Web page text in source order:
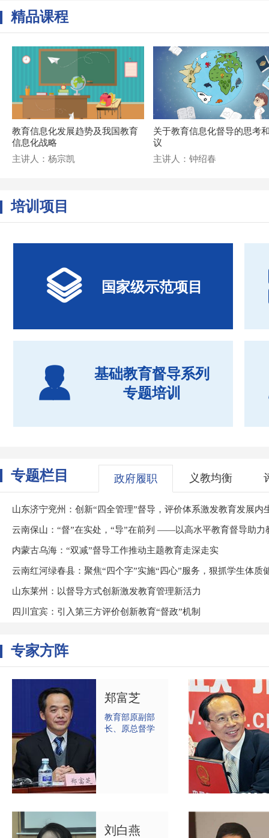
精品课程
教育信息化发展趋势及我国教育
信息化战略
主讲人：杨宗凯
关于教育信息化督导的思考
议
主讲人：钟绍春
培训项目
 国家级示范项目

基础教育督导系列
专题培训
专题栏目 政府履职 义教均衡
山东济宁兖州：创新“四全管理”督导，评价体系激发教育发展内
云南保山：“督”在实处，“导”在前列 ——以高水平教育督导助力
内蒙古乌海：“双减”督导工作推动主题教育走深走实
云南红河绿春县：聚焦“四个字”实施“四心”服务，狠抓学生体质
山东莱州：以督导方式创新激发教育管理新活力
四川宜宾：引入第三方评价创新教育“督政”机制
专家方阵
郑富芝
教育部原副部
长、原总督学
刘白燕